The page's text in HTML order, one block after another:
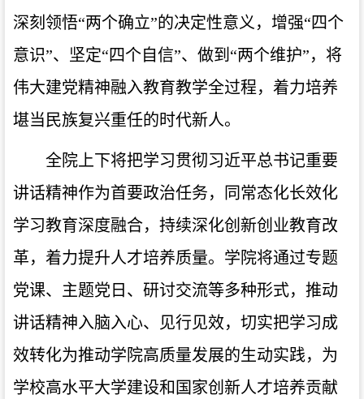
深刻领悟“两个确立”的决定性意义，增强“四个
意识”、坚定“四个自信”、做到“两个维护”，将
伟大建党精神融入教育教学全过程，着力培养
堪当民族复兴重任的时代新人。
全院上下将把学习贯彻习近平总书记重要
讲话精神作为首要政治任务，同常态化长效化
学习教育深度融合，持续深化创新创业教育改
革，着力提升人才培养质量。学院将通过专题
党课、主题党日、研讨交流等多种形式，推动
讲话精神入脑入心、见行见效，切实把学习成
效转化为推动学院高质量发展的生动实践，为
学校高水平大学建设和国家创新人才培养贡献